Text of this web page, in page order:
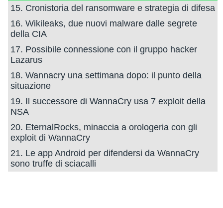
15. Cronistoria del ransomware e strategia di difesa
16. Wikileaks, due nuovi malware dalle segrete
della CIA
17. Possibile connessione con il gruppo hacker
Lazarus
18. Wannacry una settimana dopo: il punto della
situazione
19. Il successore di WannaCry usa 7 exploit della
NSA
20. EternalRocks, minaccia a orologeria con gli
exploit di WannaCry
21. Le app Android per difendersi da WannaCry
sono truffe di sciacalli